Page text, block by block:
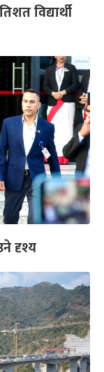
विद्यार्थी
दृश्य